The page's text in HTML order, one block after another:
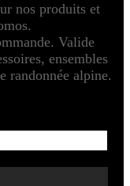
nos produits et
Valide
ensembles
randonnée alpine.